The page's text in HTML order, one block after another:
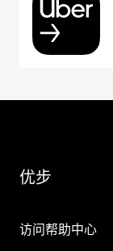
优步
访问帮助中心